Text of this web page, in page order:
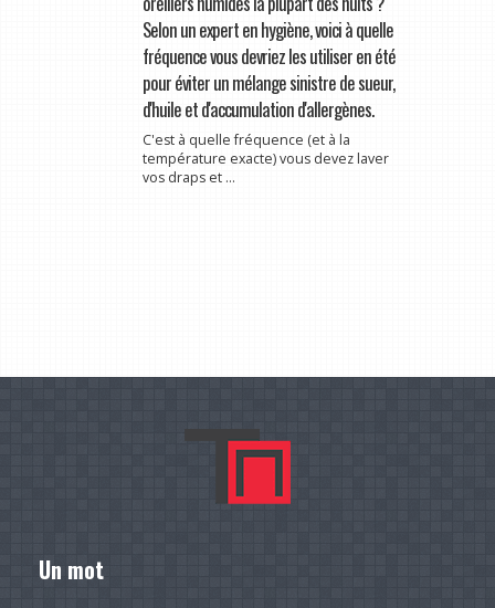
Selon un expert en hygiène, voici à quelle
fréquence vous devriez les utiliser en été
pour éviter un mélange sinistre de sueur,
d'huile et d'accumulation d'allergènes.
C'est à quelle fréquence (et à la
température exacte) vous devez laver
vos draps et ...
Un mot